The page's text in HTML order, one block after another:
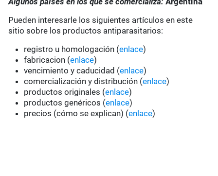
Pueden interesarle los siguientes artículos en este
sitio sobre los productos antiparasitarios:
registro u homologación (enlace)
fabricacion (enlace)
vencimiento y caducidad (enlace)
comercialización y distribución (enlace)
productos originales (enlace)
productos genéricos (enlace)
precios (cómo se explican) (enlace)